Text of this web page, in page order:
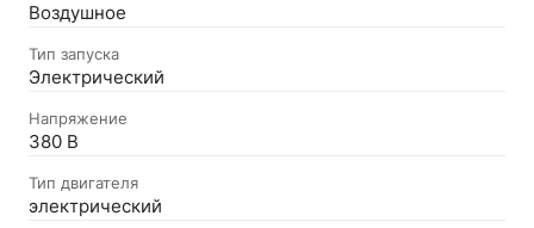
Воздушное
Тип запуска
Электрический
Напряжение
380 В
Тип двигателя
электрический